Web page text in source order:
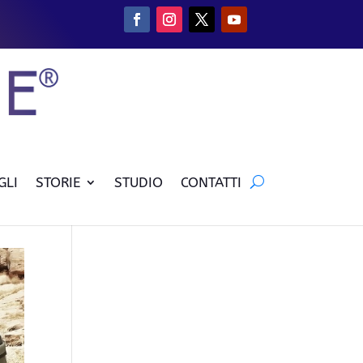
STORIE STUDIO CONTATTI